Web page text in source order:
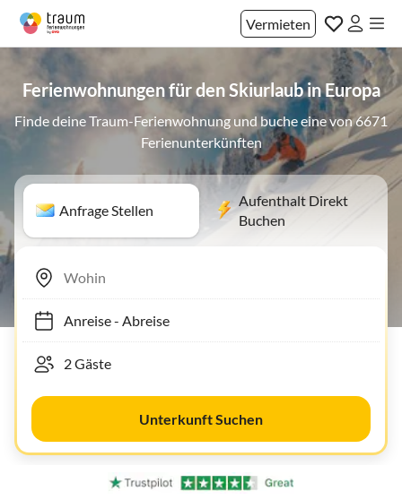
Vermieten
Ferienwohnungen für den Skiurlaub in Europa
Finde deine Traum-Ferienwohnung und buche eine von 6671
Ferienunterkünften
Anfrage Stellen
Aufenthalt Direkt
Buchen
Anreise- Abreise
Unterkunft Suchen